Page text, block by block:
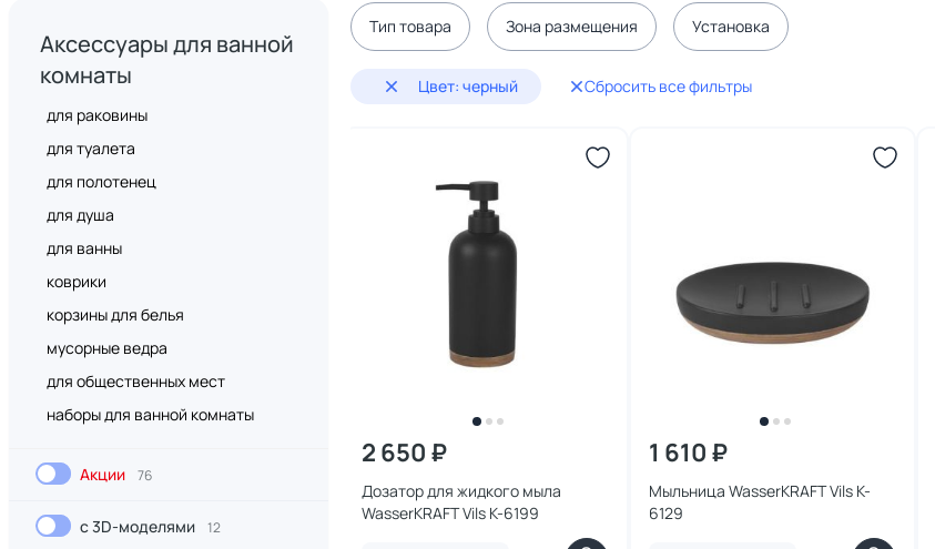
Аксессуары для ванной
комнаты
для раковины
для туалета
для полотенец
для душа
для ванны
коврики
корзины для белья
мусорные ведра
для общественных мест
наборы для ванной комнаты
Акции 76
с 3D-моделями 12
Тип товара Зона размещения Установка
Цвет: черный Сбросить все фильтры
2 650 ₽
Дозатор для жидкого мыла
WasserKRAFT Vils K-6199
1 610 ₽
Мыльница WasserKRAFT Vils K-
6129